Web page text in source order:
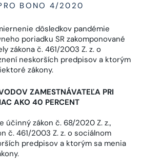
BONO 4/2020
dôsledkov pandémie
poriadku SR zakomponované
zákona č. 461/2003 Z. z. o
neskorších predpisov a ktorým
zákony.
ZAMESTNÁVATEĽA PRI
AKO 40 PERCENT
účinný zákon č. 68/2020 Z. z.,
č. 461/2003 Z. z. o sociálnom
predpisov a ktorým sa menia